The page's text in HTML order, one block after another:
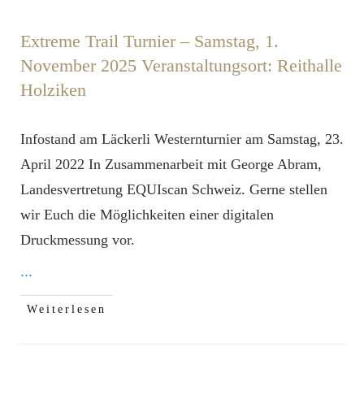
Extreme Trail Turnier – Samstag, 1.
November 2025 Veranstaltungsort: Reithalle
Holziken
Infostand am Läckerli Westernturnier am Samstag, 23.
April 2022 In Zusammenarbeit mit George Abram,
Landesvertretung EQUIscan Schweiz. Gerne stellen
wir Euch die Möglichkeiten einer digitalen
Druckmessung vor.
...
Weiterlesen